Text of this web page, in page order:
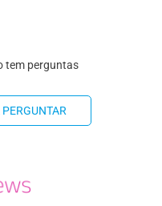
tem perguntas